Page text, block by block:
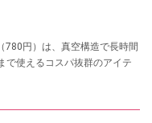
円）は、真空構造で長時間
で使えるコスパ抜群のアイテ